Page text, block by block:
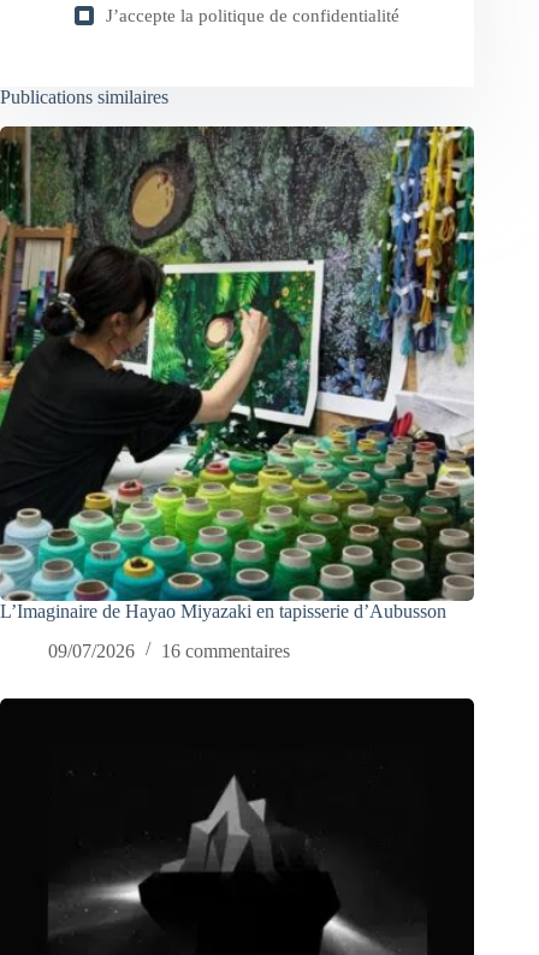
J’accepte la politique de confidentialité
Publications similaires
L’Imaginaire de Hayao Miyazaki en tapisserie d’Aubusson
09/07/2026
16 commentaires